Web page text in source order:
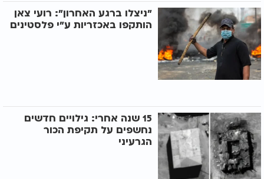
"ניצלו ברגע האחרון": רועי צאן
הותקפו באכזריות ע"י פלסטינים
15 שנה אחרי: גילויים חדשים
נחשפים על תקיפת הכור
הגרעיני